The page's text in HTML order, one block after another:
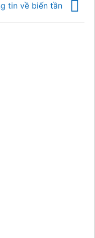
tin về biến tần